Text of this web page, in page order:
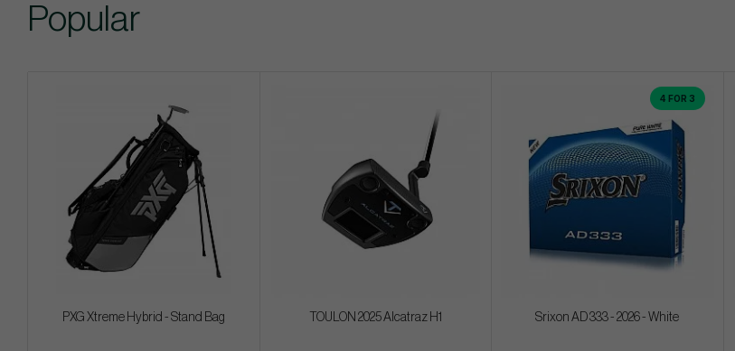
Popular
PXG Xtreme Hybrid - Stand Bag TOULON 2025 Alcatraz H1
4 FOR 3
Srixon AD 333 - 2026 - White